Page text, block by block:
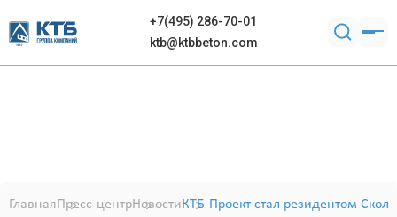
+7(495) 286-70-01
ktb@ktbbeton.com
ГлавнаяПресс-центрНовостиКТБ-Проект стал резидентом